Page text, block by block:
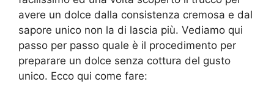
avere un dolce dalla consistenza cremosa e dal
sapore unico non la di lascia più. Vediamo qui
passo per passo quale è il procedimento per
preparare un dolce senza cottura del gusto
unico. Ecco qui come fare: